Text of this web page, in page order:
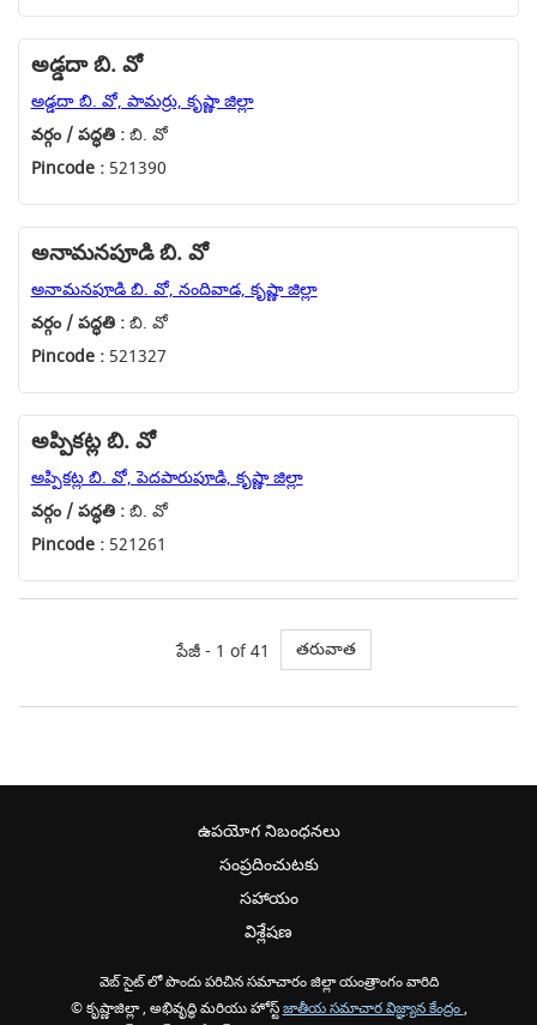
అడ్డదా బి. వో
అడ్డదా బి. వో, పామర్రు, కృష్ణా జిల్లా
వర్గం / పద్ధతి :బి. వో
Pincode :521390
అనామనపూడి బి. వో
అనామనపూడి బి. వో, నందివాడ, కృష్ణా జిల్లా
వర్గం / పద్ధతి :బి. వో
Pincode :521327
అప్పికట్ల బి. వో
అప్పికట్ల బి. వో, పెదపారుపూడి, కృష్ణా జిల్లా
వర్గం / పద్ధతి :బి. వో
Pincode :521261
పేజీ - 1 of 41 తరువాత
ఉపయోగ నిబంధనలు
సంప్రదించుటకు
సహాయం
విశ్లేషణ
వెబ్ సైట్ లో పొందు పరిచిన సమాచారం జిల్లా యంత్రాంగం వారిది
© కృష్ణాజిల్లా , అభివృద్ధి మరియు హోస్ట్జాతీయ సమాచార విజ్ఞ్యాన కేంద్రం,